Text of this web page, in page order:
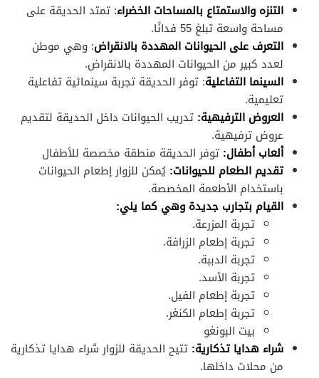
التنزه والاستمتاع بالمساحات الخضراء: تمتد الحديقة على
مساحة واسعة تبلغ 55 فدانًا.
التعرف على الحيوانات المهددة بالانقراض: وهي موطن
لعدد كبير من الحيوانات المهددة بالانقراض.
السينما التفاعلية: توفر الحديقة تجربة سينمائية تفاعلية
تعليمية.
العروض الترفيهية: تدريب الحيوانات داخل الحديقة لتقديم
عروض ترفيهية.
ألعاب أطفال: توفر الحديقة منطقة مخصصة للأطفال
تقديم الطعام للحيوانات: يُمكن للزوار إطعام الحيوانات
باستخدام الأطعمة المخصصة.
القيام بتجارب جديدة وهي كما يلي:
تجربة المزرعة.
تجربة إطعام الزرافة.
تجربة الدببة.
تجربة الأسد.
تجربة إطعام الفيل.
تجربة إطعام الكنغر.
بيت البونغو
شراء هدايا تذكارية: تتيح الحديقة للزوار شراء هدايا تذكارية
من محلات داخلها.